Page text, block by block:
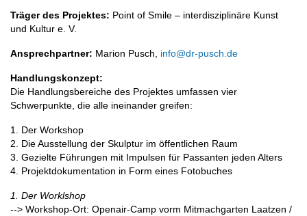
Träger des Projektes: Point of Smile – interdisziplinäre Kunst
und Kultur e. V.
Ansprechpartner: Marion Pusch, info@dr-pusch.de
Handlungskonzept:
Die Handlungsbereiche des Projektes umfassen vier
Schwerpunkte, die alle ineinander greifen:
1. Der Workshop
2. Die Ausstellung der Skulptur im öffentlichen Raum
3. Gezielte Führungen mit Impulsen für Passanten jeden Alters
4. Projektdokumentation in Form eines Fotobuches
1. Der Worklshop
--> Workshop-Ort: Openair-Camp vorm Mitmachgarten Laatzen /